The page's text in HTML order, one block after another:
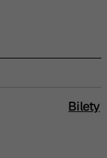
Bilety